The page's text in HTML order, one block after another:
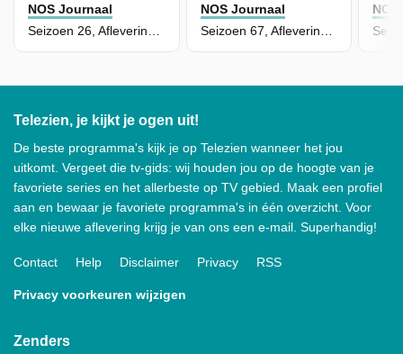
NOS Journaal
NOS Journaal
Telezien, je kijkt je ogen uit!
De beste programma's kijk je op Telezien wanneer het jou
uitkomt. Vergeet die tv-gids: wij houden jou op de hoogte van je
favoriete series en het allerbeste op TV gebied. Maak een profiel
aan en bewaar je favoriete programma's in één overzicht. Voor
elke nieuwe aflevering krijg je van ons een e-mail. Superhandig!
Contact Help Disclaimer Privacy RSS
Privacy voorkeuren wijzigen
Zenders